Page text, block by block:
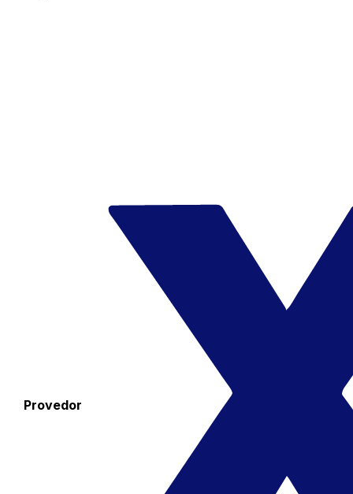
Provedor